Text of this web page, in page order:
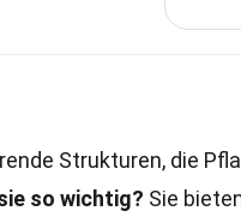
Strukturen, die
so wichtig? Sie